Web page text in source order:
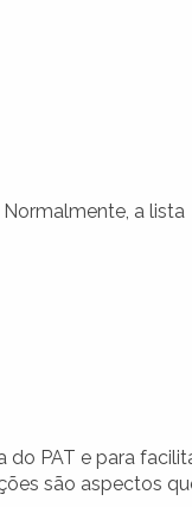
a lista
do PAT e para
são aspectos